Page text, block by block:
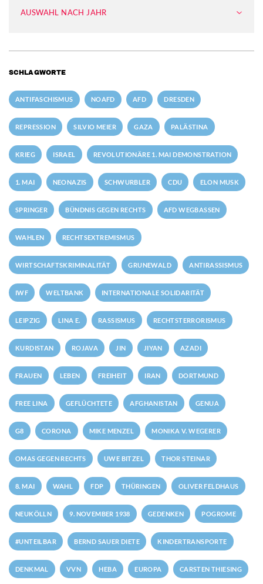
AUSWAHL NACH JAHR
SCHLAGWORTE
ANTIFASCHISMUS NOAFD AFD DRESDEN
REPRESSION SILVIO MEIER GAZA PALÄSTINA
KRIEG ISRAEL REVOLUTIONÄRE 1. MAI DEMONSTRATION
1. MAI NEONAZIS SCHWURBLER CDU ELON MUSK
SPRINGER BÜNDNIS GEGEN RECHTS AFD WEGBASSEN
WAHLEN RECHTSEXTREMISMUS
WIRTSCHAFTSKRIMINALITÄT GRUNEWALD ANTIRASSISMUS
IWF WELTBANK INTERNATIONALE SOLIDARITÄT
LEIPZIG LINA E. RASSISMUS RECHTSTERRORISMUS
KURDISTAN ROJAVA JIN JIYAN AZADI
FRAUEN LEBEN FREIHEIT IRAN DORTMUND
FREE LINA GEFLÜCHTETE AFGHANISTAN GENUA
G8 CORONA MIKE MENZEL MONIKA V. WEGERER
OMAS GEGEN RECHTS UWE BITZEL THOR STEINAR
8. MAI WAHL FDP THÜRINGEN OLIVER FELDHAUS
NEUKÖLLN 9. NOVEMBER 1938 GEDENKEN POGROME
#UNTEILBAR BERND SAUER DIETE KINDERTRANSPORTE
DENKMAL VVN HEBA EUROPA CARSTEN THIESING